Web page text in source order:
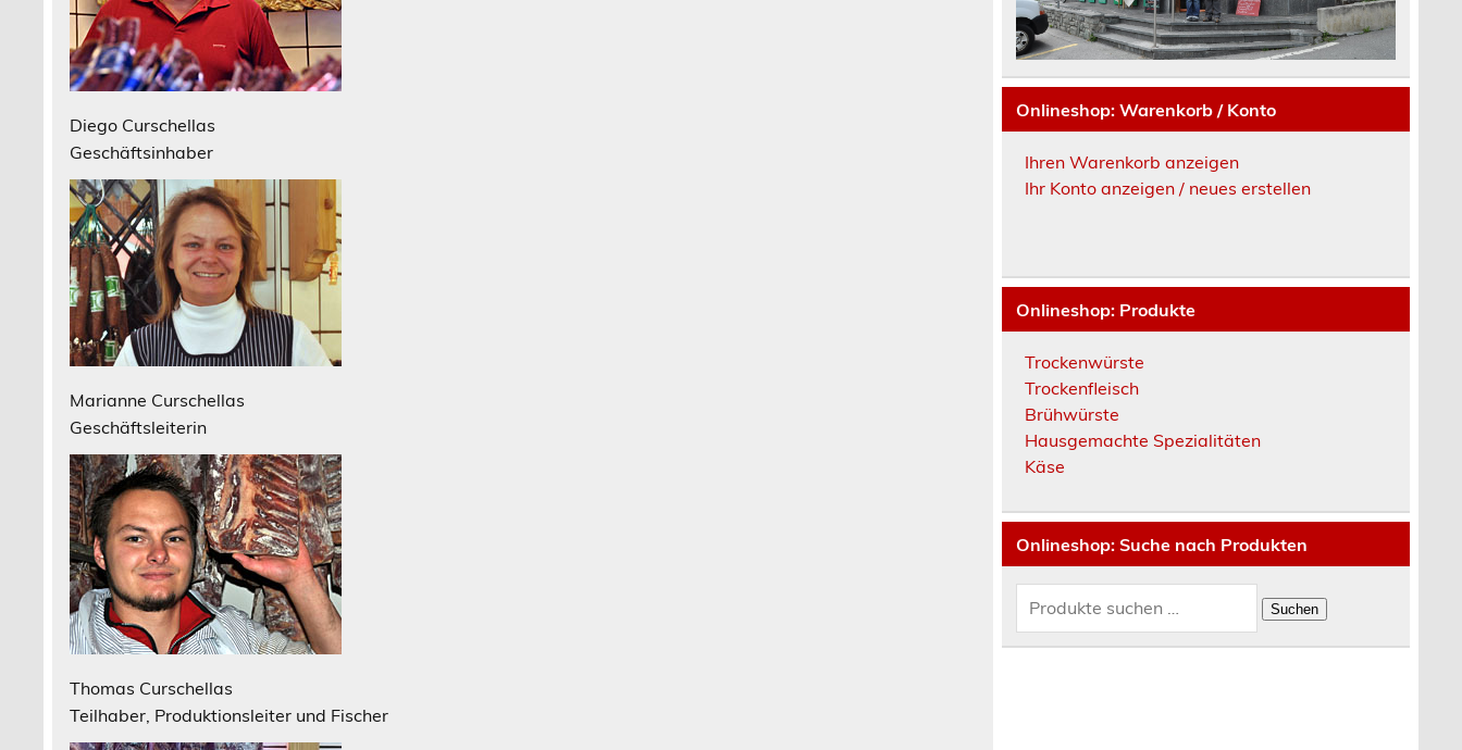
Diego Curschellas
Geschäftsinhaber
Marianne Curschellas
Geschäftsleiterin
Thomas Curschellas
Teilhaber, Produktionsleiter und Fischer
Onlineshop: Warenkorb / Konto
Ihren Warenkorb anzeigen
Ihr Konto anzeigen / neues erstellen
Onlineshop: Produkte
Trockenwürste
Trockenfleisch
Brühwürste
Hausgemachte Spezialitäten
Käse
Onlineshop: Suche nach Produkten
Suchen
nach:
Suchen